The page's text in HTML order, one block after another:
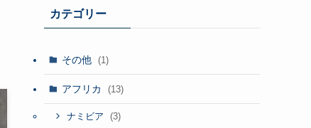
カテゴリー
その他 (1)
アフリカ (13)
ナミビア (3)